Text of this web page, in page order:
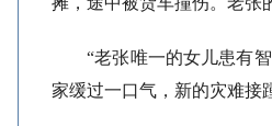
“老张唯一的女儿患有
家缓过一口气，新的灾难接